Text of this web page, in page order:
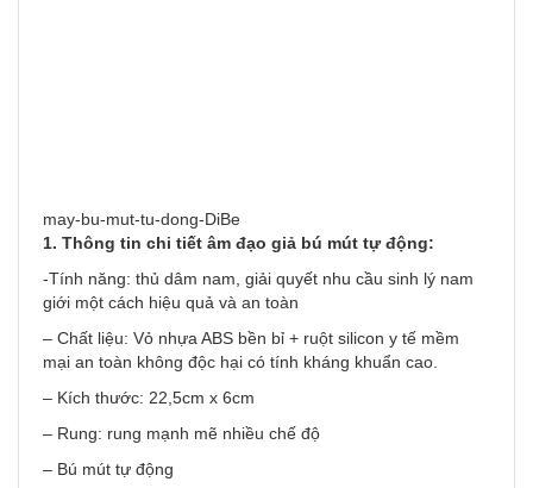
may-bu-mut-tu-dong-DiBe
1. Thông tin chi tiết âm đạo giả bú mút tự động:
-Tính năng: thủ dâm nam, giải quyết nhu cầu sinh lý nam
giới một cách hiệu quả và an toàn
– Chất liệu: Vỏ nhựa ABS bền bỉ + ruột silicon y tế mềm
mại an toàn không độc hại có tính kháng khuẩn cao.
– Kích thước: 22,5cm x 6cm
– Rung: rung mạnh mẽ nhiều chế độ
– Bú mút tự động